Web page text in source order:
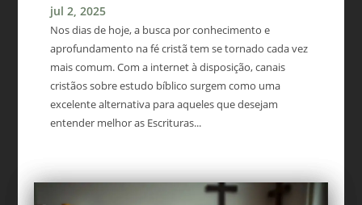
jul 2, 2025
Nos dias de hoje, a busca por conhecimento e
aprofundamento na fé cristã tem se tornado cada vez
mais comum. Com a internet à disposição, canais
cristãos sobre estudo bíblico surgem como uma
excelente alternativa para aqueles que desejam
entender melhor as Escrituras...